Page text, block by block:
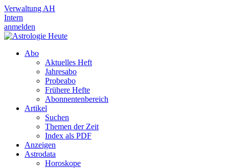
Verwaltung AH
Intern
anmelden
Abo
Aktuelles Heft
Jahresabo
Probeabo
Frühere Hefte
Abonnentenbereich
Artikel
Suchen
Themen der Zeit
Index als PDF
Anzeigen
Astrodata
Horoskope